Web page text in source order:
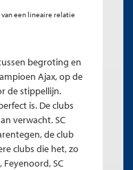
een lineaire relatie
begroting en
Ajax, op de
de stippellijn.
is. De clubs
verwacht. SC
de club
clubs die het, zo
SC